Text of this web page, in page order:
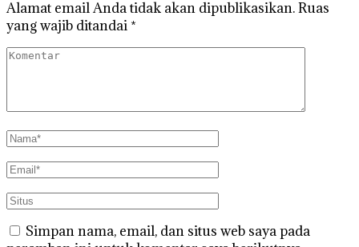
Alamat email Anda tidak akan dipublikasikan.Ruas
yang wajib ditandai *
Simpan nama, email, dan situs web saya pada